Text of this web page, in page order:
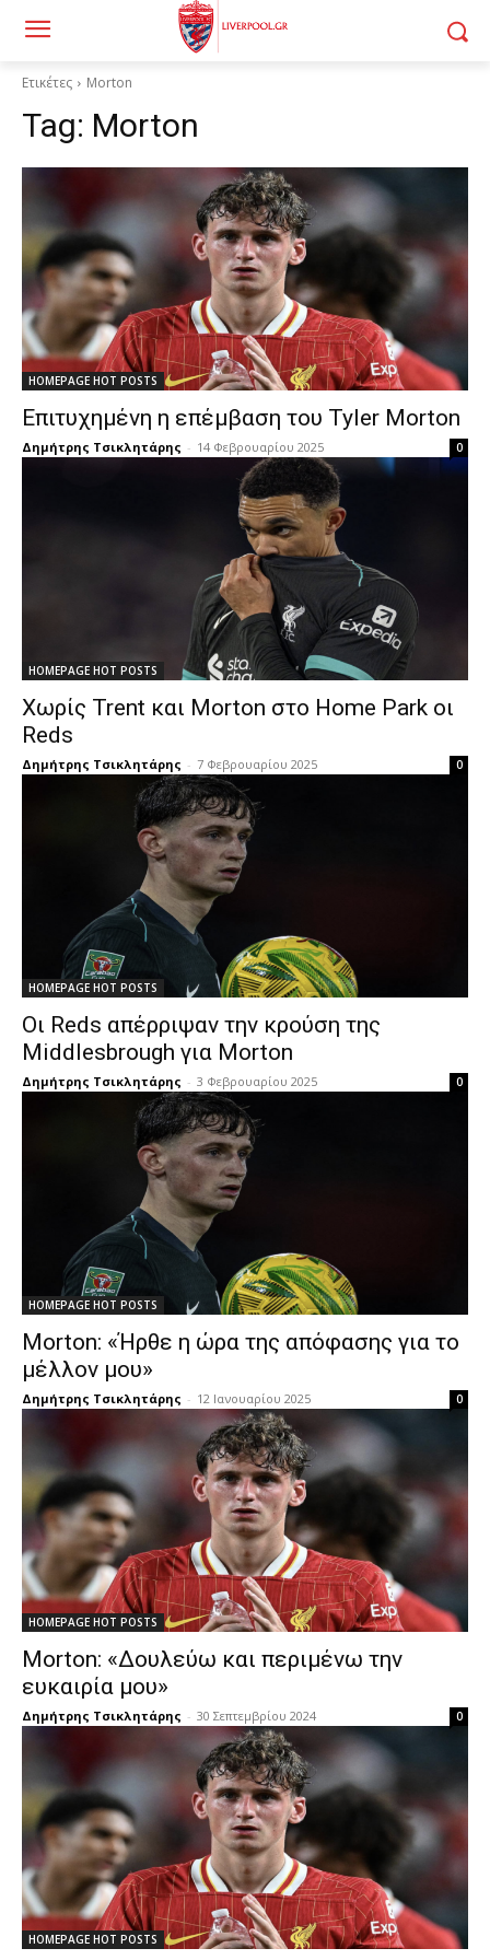
Ετικέτες Morton
Tag: Morton
HOMEPAGE HOT POSTS
Επιτυχημένη η επέμβαση του Tyler Morton
Δημήτρης Τσικλητάρης - 14 Φεβρουαρίου 2025 0
HOMEPAGE HOT POSTS
Χωρίς Trent και Morton στο Home Park οι
Reds
Δημήτρης Τσικλητάρης - 7 Φεβρουαρίου 2025 0
HOMEPAGE HOT POSTS
Οι Reds απέρριψαν την κρούση της
Middlesbrough για Morton
Δημήτρης Τσικλητάρης - 3 Φεβρουαρίου 2025 0
HOMEPAGE HOT POSTS
Morton: «Ήρθε η ώρα της απόφασης για το
μέλλον μου»
Δημήτρης Τσικλητάρης - 12 Ιανουαρίου 2025 0
HOMEPAGE HOT POSTS
Morton: «Δουλεύω και περιμένω την
ευκαιρία μου»
Δημήτρης Τσικλητάρης - 30 Σεπτεμβρίου 2024 0
HOMEPAGE HOT POSTS